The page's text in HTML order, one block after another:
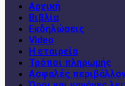
Αρχική
Βιβλία
Εκδηλώσεις
Video
Η εταιρεία
Τρόποι πληρωμής
Ασφαλές